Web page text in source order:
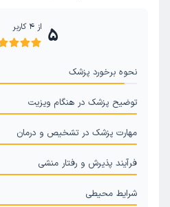
5 از 4 کاربر
نحوه برخورد پزشک
توضیح پزشک در هنگام ویزیت
مهارت پزشک در تشخیص و درمان
فرآیند پذیرش و رفتار منشی
شرایط محیطی